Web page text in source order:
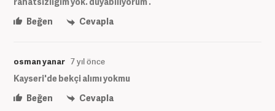
Beğen
Cevapla
osman yanar 7 yıl önce
Kayseri'de bekçi alımı yokmu
Beğen
Cevapla